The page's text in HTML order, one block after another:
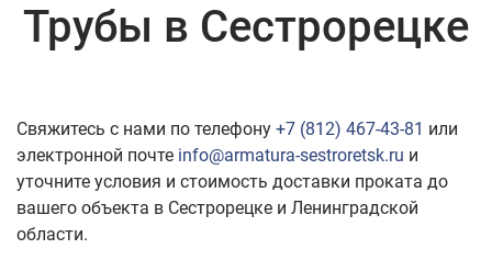
Трубы в Сестрорецке
Свяжитесь с нами по телефону +7 (812) 467-43-81 или
электронной почте info@armatura-sestroretsk.ru и
уточните условия и стоимость доставки проката до
вашего объекта в Сестрорецке и Ленинградской
области.